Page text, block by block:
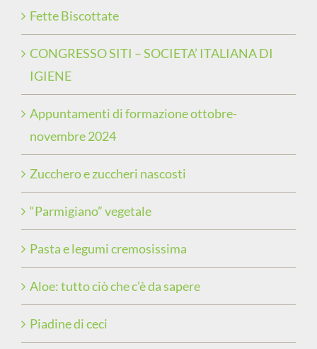
Fette Biscottate
CONGRESSO SITI – SOCIETA’ ITALIANA DI
IGIENE
Appuntamenti di formazione ottobre-
novembre 2024
Zucchero e zuccheri nascosti
“Parmigiano” vegetale
Pasta e legumi cremosissima
Aloe: tutto ciò che c’è da sapere
Piadine di ceci